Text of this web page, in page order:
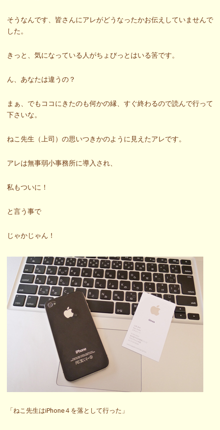
そうなんです、皆さんにアレがどうなったかお伝えしていませんで
した。
きっと、気になっている人がちょびっとはいる筈です。
ん、あなたは違うの？
まぁ、でもココにきたのも何かの縁、すぐ終わるので読んで行って
下さいな。
ねこ先生（上司）の思いつきかのように見えたアレです。
アレは無事弱小事務所に導入され、
私もついに！
と言う事で
じゃかじゃん！
「ねこ先生はiPhone４を落として行った」